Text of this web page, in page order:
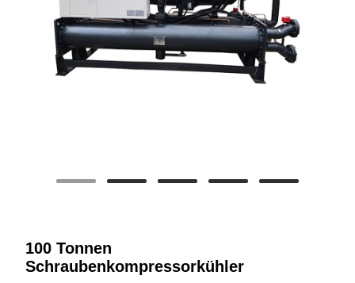
100 Tonnen
Schraubenkompressorkühler